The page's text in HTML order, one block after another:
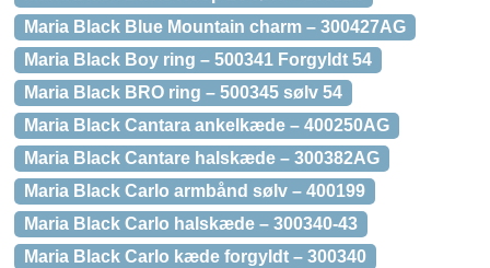
Maria Black Blue Mountain charm – 300427AG
Maria Black Boy ring – 500341 Forgyldt 54
Maria Black BRO ring – 500345 sølv 54
Maria Black Cantara ankelkæde – 400250AG
Maria Black Cantare halskæde – 300382AG
Maria Black Carlo armbånd sølv – 400199
Maria Black Carlo halskæde – 300340-43
Maria Black Carlo kæde forgyldt – 300340